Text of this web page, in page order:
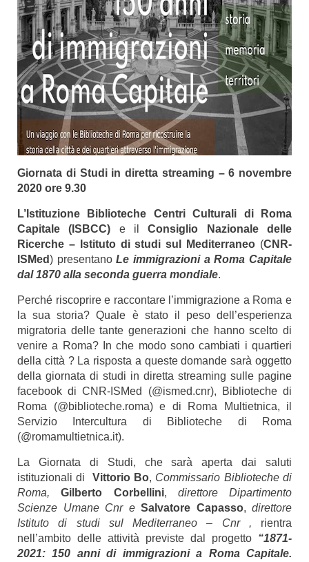
Giornata di Studi in diretta streaming –6 novembre
2020 ore 9.30
L’Istituzione Biblioteche Centri Culturali di Roma
Capitale (ISBCC) e ilConsiglio Nazionale delle
Ricerche – Istituto di studi sul Mediterraneo (CNR-
ISMed) presentanoLe immigrazioni a Roma Capitale
dal 1870 alla seconda guerra mondiale.
Perché riscoprire e raccontare l’immigrazione a Roma e
la sua storia? Quale è stato il peso dell’esperienza
migratoria delle tante generazioni che hanno scelto di
venire a Roma? In che modo sono cambiati i quartieri
della città ? La risposta a queste domande sarà oggetto
della giornata di studi in diretta streaming sulle pagine
facebook diCNR-ISMed (@ismed.cnr),
Biblioteche di
Roma (@biblioteche.roma) e di Roma Multietnica, il
Servizio Intercultura di Biblioteche di Roma
(@romamultietnica.it).
La Giornata di Studi, che sarà aperta dai saluti
istituzionali di
Vittorio Bo, Commissario Biblioteche di
Roma,Gilberto Corbellini, direttore Dipartimento
Scienze Umane Cnr e Salvatore Capasso, direttore
Istituto di studi sul Mediterraneo – Cnr , rientra
nell’ambito delle attività previste dal progetto “1871-
2021: 150 anni di immigrazioni a Roma Capitale.